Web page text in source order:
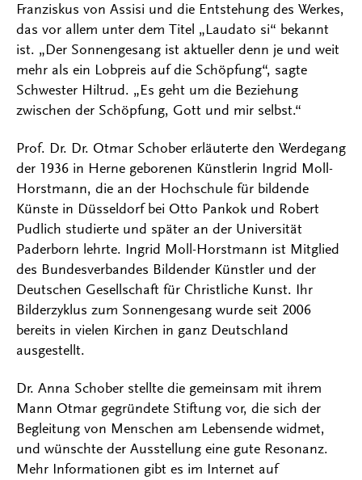
Franziskus von Assisi und die Entstehung des Werkes,
das vor allem unter dem Titel „Laudato si“ bekannt
ist. „Der Sonnengesang ist aktueller denn je und weit
mehr als ein Lobpreis auf die Schöpfung“, sagte
Schwester Hiltrud. „Es geht um die Beziehung
zwischen der Schöpfung, Gott und mir selbst.“
Prof. Dr. Dr. Otmar Schober erläuterte den Werdegang
der 1936 in Herne geborenen Künstlerin Ingrid Moll-
Horstmann, die an der Hochschule für bildende
Künste in Düsseldorf bei Otto Pankok und Robert
Pudlich studierte und später an der Universität
Paderborn lehrte. Ingrid Moll-Horstmann ist Mitglied
des Bundesverbandes Bildender Künstler und der
Deutschen Gesellschaft für Christliche Kunst. Ihr
Bilderzyklus zum Sonnengesang wurde seit 2006
bereits in vielen Kirchen in ganz Deutschland
ausgestellt.
Dr. Anna Schober stellte die gemeinsam mit ihrem
Mann Otmar gegründete Stiftung vor, die sich der
Begleitung von Menschen am Lebensende widmet,
und wünschte der Ausstellung eine gute Resonanz.
Mehr Informationen gibt es im Internet auf